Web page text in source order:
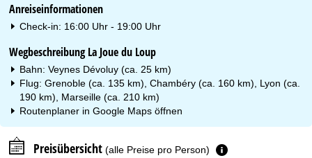
Anreiseinformationen
Check-in: 16:00 Uhr - 19:00 Uhr
Wegbeschreibung La Joue du Loup
Bahn: Veynes Dévoluy (ca. 25 km)
Flug: Grenoble (ca. 135 km), Chambéry (ca. 160 km), Lyon (ca.
190 km), Marseille (ca. 210 km)
Routenplaner inGoogle Maps öffnen
Preisübersicht (alle Preise pro Person)